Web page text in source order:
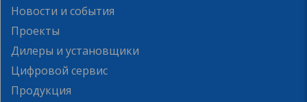
Новости и события
Проекты
Дилеры и установщики
Цифровой сервис
Продукция